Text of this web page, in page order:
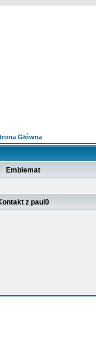
Główna
Emblemat
z paul0